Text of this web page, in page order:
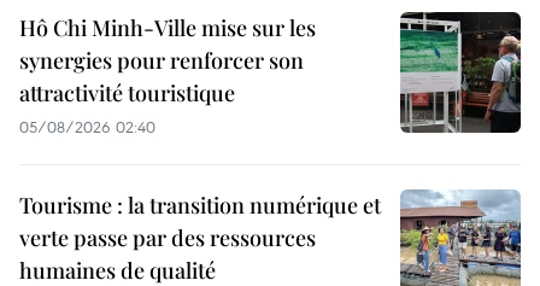
Hô Chi Minh-Ville mise sur les
synergies pour renforcer son
attractivité touristique
05/08/2026 02:40
Tourisme : la transition numérique et
verte passe par des ressources
humaines de qualité